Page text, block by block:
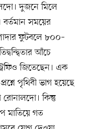
দুজনে মিলে
বর্তমান সময়ের
ফুটবলে ৮০০–
আঁচে
জিতেছেন। এক
পৃথিবী ভাগ হয়েছে
কিন্তু
মাতিয়ে গত